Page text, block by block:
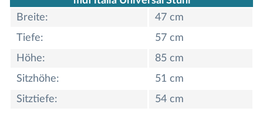
Breite:
47 cm
Tiefe:
57 cm
Höhe:
85 cm
Sitzhöhe:
51 cm
Sitztiefe:
54 cm